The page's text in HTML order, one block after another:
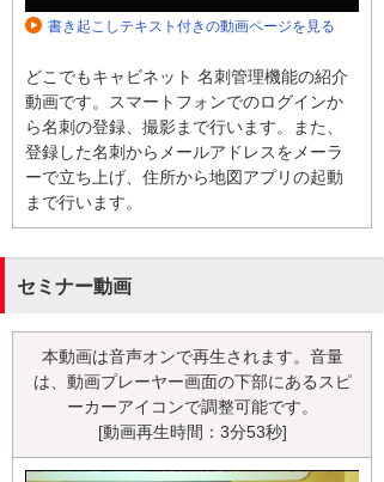
書き起こしテキスト付きの動画ページを見る
どこでもキャビネット 名刺管理機能の紹介
動画です。スマートフォンでのログインか
ら名刺の登録、撮影まで行います。また、
登録した名刺からメールアドレスをメーラ
ーで立ち上げ、住所から地図アプリの起動
まで行います。
セミナー動画
本動画は音声オンで再生されます。音量
は、動画プレーヤー画面の下部にあるスピ
ーカーアイコンで調整可能です。
[動画再生時間：3分53秒]